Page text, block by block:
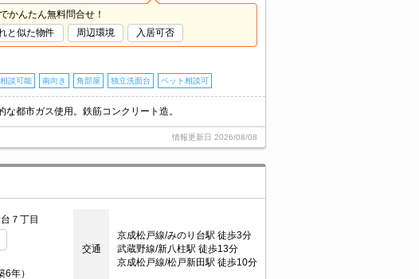
かんたん無料問合せ！
と似た物件 周辺環境 入居可否
談可能 南向き 角部屋 独立洗面台 ペット相談可
都市ガス使用。鉄筋コンクリート造。
情報更新日 2026/08/08
７丁目
交通
京成松戸線/みのり台駅 徒歩3分
武蔵野線/新八柱駅 徒歩13分
京成松戸線/松戸新田駅 徒歩10分
6年）